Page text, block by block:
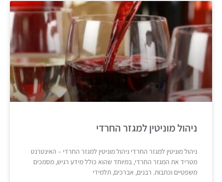
ניהול מוניטין למגזר החרדי
ניהול מוניטין למגזר החרדי ניהול מוניטין למגזר החרדי – האינטרנט
מטריד את המגזר החרדי, במיוחד שהוא כולל מידע רגיש, מסמכים
משפטיים וכתבות. רבנים, אברכים, תלמידי